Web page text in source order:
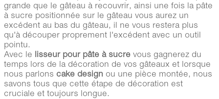
grande que le gâteau à recouvrir, ainsi une fois la pâte
à sucre positionnée sur le gâteau vous aurez un
excédent au bas du gâteau, il ne vous restera plus
qu'à découper proprement l'excédent avec un outil
pointu.
Avec le lisseur pour pâte à sucre vous gagnerez du
temps lors de la décoration de vos gâteaux et lorsque
nous parlons cake design ou une pièce montée, nous
savons tous que cette étape de décoration est
cruciale et toujours longue.